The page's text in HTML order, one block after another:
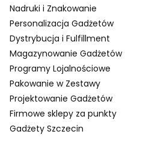
Nadruki i Znakowanie
Personalizacja Gadżetów
Dystrybucja i Fulfillment
Magazynowanie Gadżetów
Programy Lojalnościowe
Pakowanie w Zestawy
Projektowanie Gadżetów
Firmowe sklepy za punkty
Gadżety Szczecin